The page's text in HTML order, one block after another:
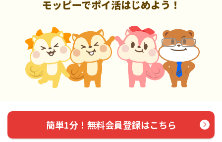
モッピーでポイ活はじめよう！
簡単1分！無料会員登録はこちら